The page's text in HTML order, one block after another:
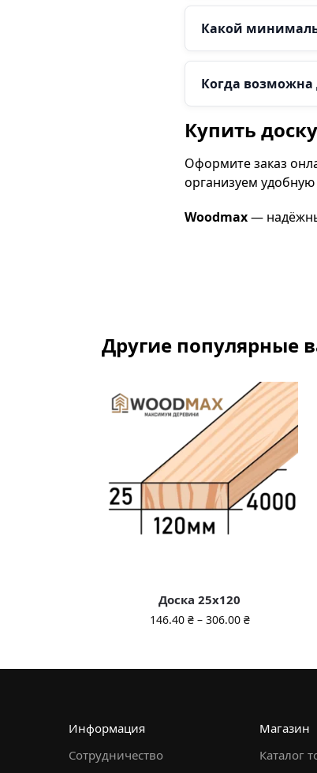
Какой
Когда возможна
Купить
Оформите заказ
организуем удобную
Woodmax—
Другие популярные
Доска 25х120
146.40 ₴ – 306.00 ₴
Информация
Сотрудничество
Магазин
Каталог